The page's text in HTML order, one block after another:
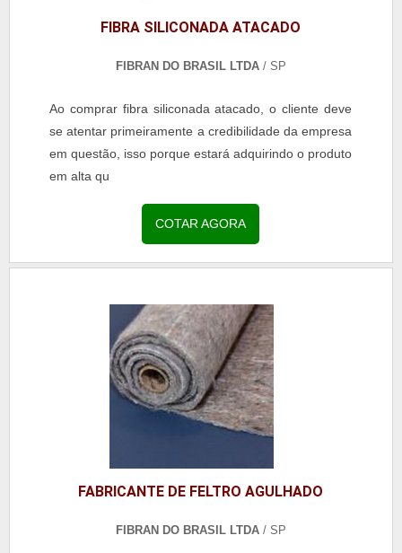
FIBRA SILICONADA ATACADO
FIBRAN DO BRASIL LTDA/ SP
Ao comprar fibra siliconada atacado, o cliente deve
se atentar primeiramente a credibilidade da empresa
em questão, isso porque estará adquirindo o produto
em alta qu
COTAR AGORA
FABRICANTE DE FELTRO AGULHADO
FIBRAN DO BRASIL LTDA/ SP